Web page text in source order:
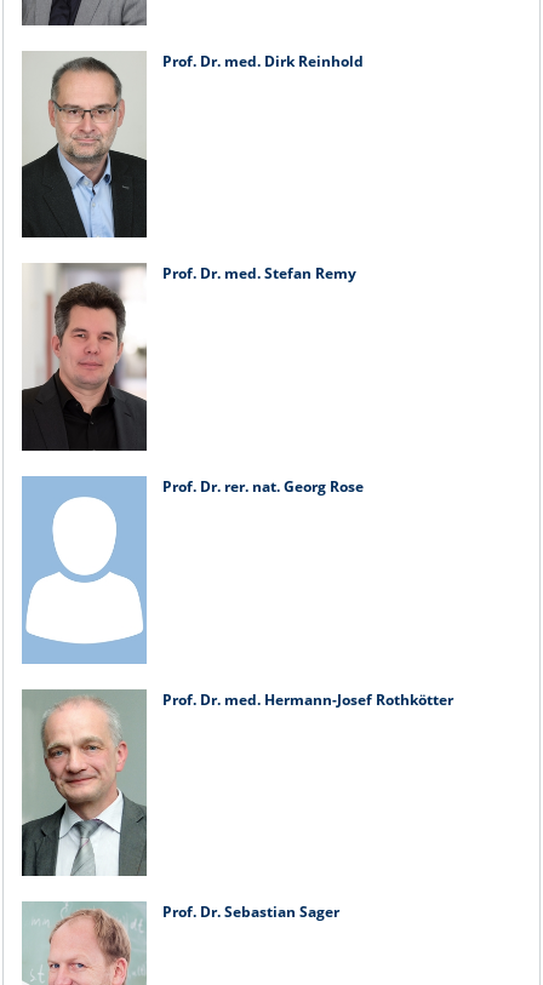
Prof. Dr. med. Dirk Reinhold
Prof. Dr. med. Stefan Remy
Prof. Dr. rer. nat. Georg Rose
Prof. Dr. med. Hermann-Josef Rothkötter
Prof. Dr. Sebastian Sager